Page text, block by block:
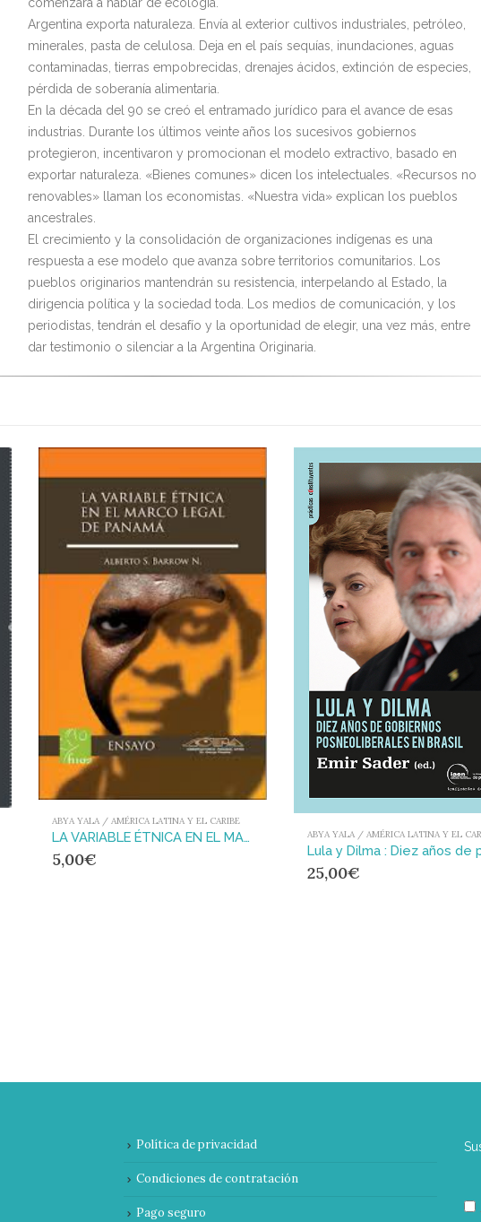
comenzara a hablar de ecología.
Argentina exporta naturaleza. Envía al exterior cultivos industriales, petróleo,
minerales, pasta de celulosa. Deja en el país sequías, inundaciones, aguas
contaminadas, tierras empobrecidas, drenajes ácidos, extinción de especies,
pérdida de soberanía alimentaria.
En la década del 90 se creó el entramado jurídico para el avance de esas
industrias. Durante los últimos veinte años los sucesivos gobiernos
protegieron, incentivaron y promocionan el modelo extractivo, basado en
exportar naturaleza. «Bienes comunes» dicen los intelectuales. «Recursos no
renovables» llaman los economistas. «Nuestra vida» explican los pueblos
ancestrales.
El crecimiento y la consolidación de organizaciones indígenas es una
respuesta a ese modelo que avanza sobre territorios comunitarios. Los
pueblos originarios mantendrán su resistencia, interpelando al Estado, la
dirigencia política y la sociedad toda. Los medios de comunicación, y los
periodistas, tendrán el desafío y la oportunidad de elegir, una vez más, entre
dar testimonio o silenciar a la Argentina Originaria.
ABYA YALA / AMÉRICA LATINA Y EL CARIBE
LA VARIABLE ÉTNICA EN EL MARCO LEGAL DE PANAMÁ
5,00€
ABYA YALA / AMÉRICA LATINA Y EL
25,00€
Política de privacidad
Condiciones de contratación
Pago seguro